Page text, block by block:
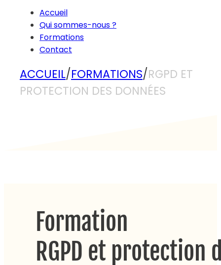
Accueil
Qui sommes-nous ?
Formations
Contact
ACCUEIL/FORMATIONS/RGPD ET
PROTECTION DES DONNÉES
Formation
RGPD et protection